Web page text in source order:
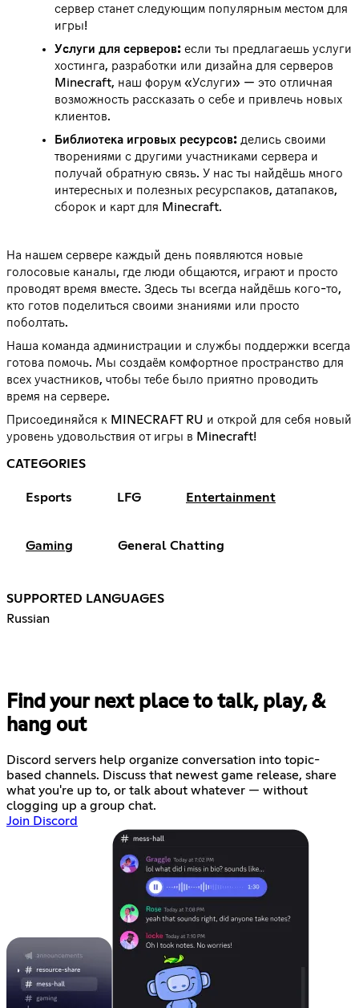
сервер станет следующим популярным местом для
игры!
Услуги для серверов: если ты предлагаешь услуги
хостинга, разработки или дизайна для серверов
Minecraft, наш форум «Услуги» — это отличная
возможность рассказать о себе и привлечь новых
клиентов.
Библиотека игровых ресурсов: делись своими
творениями с другими участниками сервера и
получай обратную связь. У нас ты найдёшь много
интересных и полезных ресурспаков, датапаков,
сборок и карт для Minecraft.
На нашем сервере каждый день появляются новые
голосовые каналы, где люди общаются, играют и просто
проводят время вместе. Здесь ты всегда найдёшь кого-то,
кто готов поделиться своими знаниями или просто
поболтать.
Наша команда администрации и службы поддержки всегда
готова помочь. Мы создаём комфортное пространство для
всех участников, чтобы тебе было приятно проводить
время на сервере.
Присоединяйся к MINECRAFT RU и открой для себя новый
уровень удовольствия от игры в Minecraft!
CATEGORIES
Esports LFG Entertainment
Gaming General Chatting
SUPPORTED LANGUAGES
Russian
Find your next place to talk, play, &
hang out
Discord servers help organize conversation into topic-
based channels. Discuss that newest game release, share
what you're up to, or talk about whatever — without
clogging up a group chat.
Join Discord